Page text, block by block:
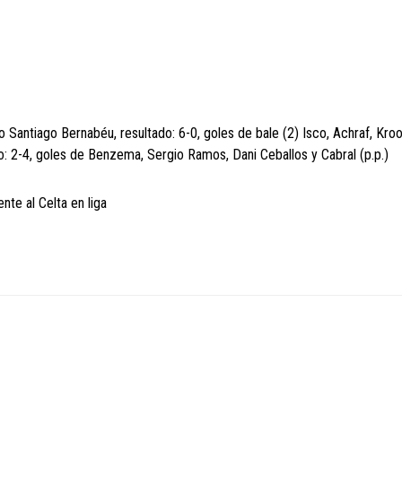
Santiago Bernabéu, resultado: 6-0, goles de bale (2) Isco, Achraf,
4, goles de Benzema, Sergio Ramos, Dani Ceballos y Cabral (p.p.)
al Celta en liga